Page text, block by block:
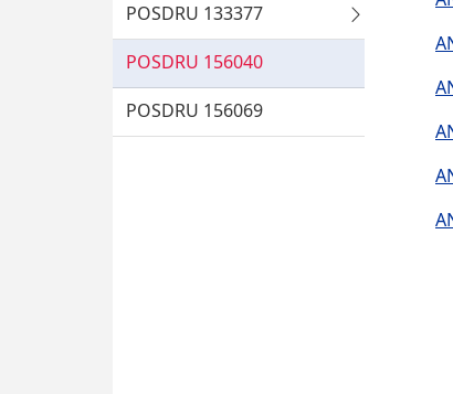
POSDRU 133377
POSDRU 156040
POSDRU 156069